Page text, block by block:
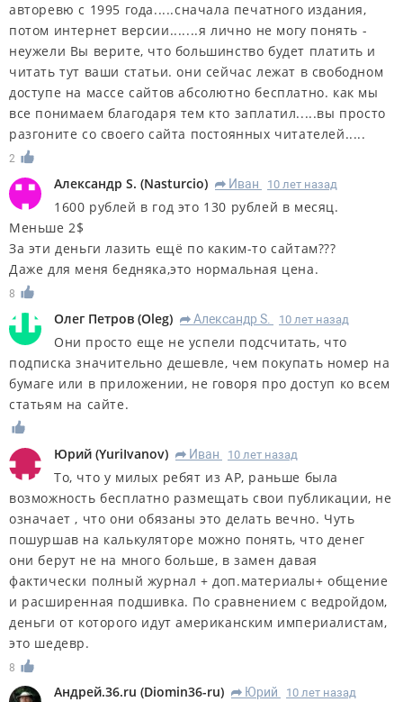
авторевю с 1995 года.....сначала печатного издания,
потом интернет версии.......я лично не могу понять -
неужели Вы верите, что большинство будет платить и
читать тут ваши статьи. они сейчас лежат в свободном
доступе на массе сайтов абсолютно бесплатно. как мы
все понимаем благодаря тем кто заплатил.....вы просто
разгоните со своего сайта постоянных читателей.....
2
Александр S. (Nasturcio) R Иван 10 лет назад
1600 рублей в год это 130 рублей в месяц.
Меньше 2$
За эти деньги лазить ещё по каким-то сайтам???
Даже для меня бедняка,это нормальная цена.
8
Олег Петров (Oleg) R Александр S. 10 лет назад
Они просто еще не успели подсчитать, что
подписка значительно дешевле, чем покупать номер на
бумаге или в приложении, не говоря про доступ ко всем
статьям на сайте.
Юрий (YuriIvanov) R Иван 10 лет назад
То, что у милых ребят из АР, раньше была
возможность бесплатно размещать свои публикации, не
означает , что они обязаны это делать вечно. Чуть
пошуршав на калькуляторе можно понять, что денег
они берут не на много больше, в замен давая
фактически полный журнал + доп.материалы+ общение
и расширенная подшивка. По сравнением с ведройдом,
деньги от которого идут американским империалистам,
это шедевр.
8
Андрей.36.ru (Diomin36-ru) R Юрий 10 лет назад